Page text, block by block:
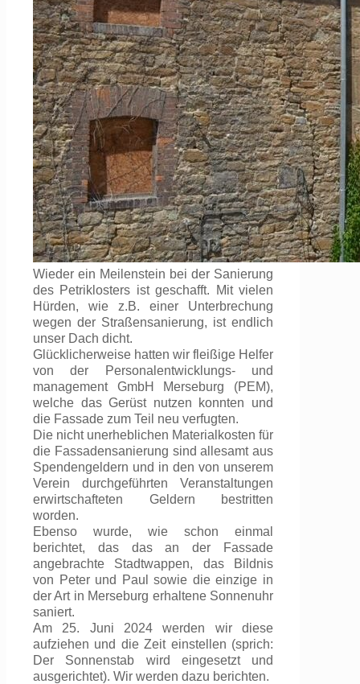
Wieder ein Meilenstein bei der Sanierung
des Petriklosters ist geschafft. Mit vielen
Hürden, wie z.B. einer Unterbrechung
wegen der Straßensanierung, ist endlich
unser Dach dicht.
Glücklicherweise hatten wir fleißige Helfer
von der Personalentwicklungs- und
management GmbH Merseburg (PEM),
welche das Gerüst nutzen konnten und
die Fassade zum Teil neu verfugten.
Die nicht unerheblichen Materialkosten für
die Fassadensanierung sind allesamt aus
Spendengeldern und in den von unserem
Verein durchgeführten Veranstaltungen
erwirtschafteten Geldern bestritten
worden.
Ebenso wurde, wie schon einmal
berichtet, das das an der Fassade
angebrachte Stadtwappen, das Bildnis
von Peter und Paul sowie die einzige in
der Art in Merseburg erhaltene Sonnenuhr
saniert.
Am 25. Juni 2024 werden wir diese
aufziehen und die Zeit einstellen (sprich:
Der Sonnenstab wird eingesetzt und
ausgerichtet). Wir werden dazu berichten.